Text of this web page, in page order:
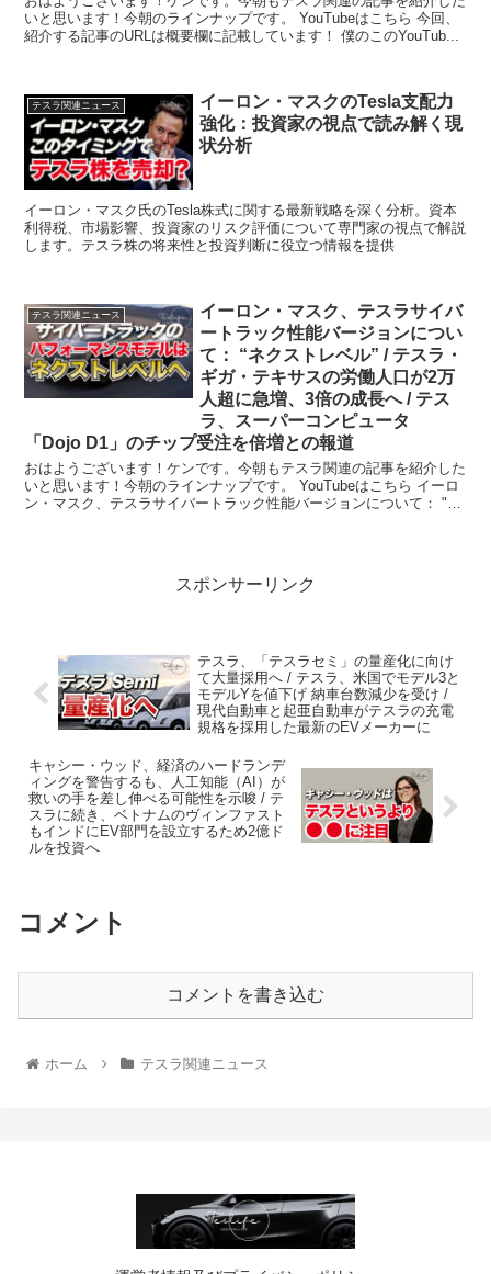
いと思います！今朝のラインナップです。 YouTubeはこちら 今回、
紹介する記事のURLは概要欄に記載しています！ 僕のこのYouTub...
テスラ関連ニュース
イーロン・マスクのTesla支配力
強化：投資家の視点で読み解く現
状分析
イーロン・マスク氏のTesla株式に関する最新戦略を深く分析。資本
利得税、市場影響、投資家のリスク評価について専門家の視点で解説
します。テスラ株の将来性と投資判断に役立つ情報を提供
テスラ関連ニュース
イーロン・マスク、テスラサイバ
ートラック性能バージョンについ
て： “ネクストレベル” / テスラ・
ギガ・テキサスの労働人口が2万
人超に急増、3倍の成長へ / テス
ラ、スーパーコンピュータ
「Dojo D1」のチップ受注を倍増との報道
おはようございます！ケンです。今朝もテスラ関連の記事を紹介した
いと思います！今朝のラインナップです。 YouTubeはこちら イーロ
ン・マスク、テスラサイバートラック性能バージョンについて： "ネ
スポンサーリンク
テスラ、「テスラセミ」の量産化に向け
て大量採用へ / テスラ、米国でモデル3と
モデルYを値下げ 納車台数減少を受け /
現代自動車と起亜自動車がテスラの充電
規格を採用した最新のEVメーカーに
キャシー・ウッド、経済のハードランデ
ィングを警告するも、人工知能（AI）が
救いの手を差し伸べる可能性を示唆 / テ
スラに続き、ベトナムのヴィンファスト
もインドにEV部門を設立するため2億ド
ルを投資へ
コメント
コメントを書き込む
ホーム テスラ関連ニュース